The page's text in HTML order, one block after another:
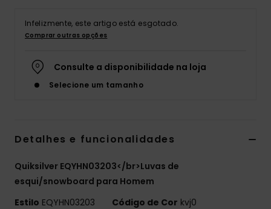
Infelizmente, este artigo está esgotado.
Comprar outras opções
Consulte a disponibilidade na loja
Selecione um tamanho
Detalhes e funcionalidades
Quiksilver EQYHN03203</br>Luvas de
esqui/snowboard para Homem
Estilo EQYHN03203 Código de Cor kvj0